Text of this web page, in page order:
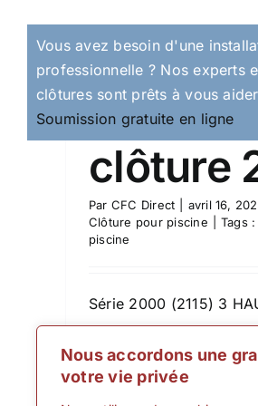
Nous accordons une
votre vie privée
clôture
Par CFC Direct avril 16,
Clôture pour piscine
Tags :
piscine
Série 2000 (2115) 3
Lire la suite
Panneaux
Clôture
Vous avez besoin d'une
professionnelle ? Nos experts
clôtures sont prêts à vous
Soumission gratuite en ligne